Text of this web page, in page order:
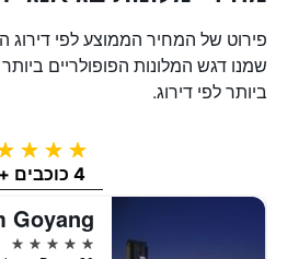
פירוט של המחיר הממוצע לפי דירוג
שמנו דגש המלונות הפופולריים
ביותר לפי דירוג.
4 כוכבים
4 כוכבים +
5 כוכבים